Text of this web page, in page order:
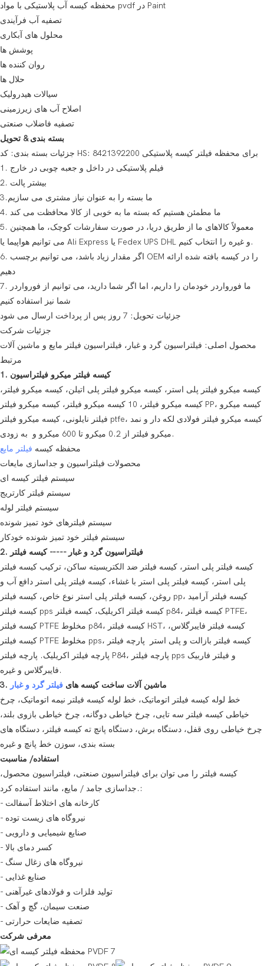
محفظه کیسه آب پلاستیکی با مواد pvdf در Paint
تصفیه آب فرآیندی
محلول های آبکاری
پوشش ها
روان کننده ها
حلال ها
سیالات هیدرولیک
اصلاح آب های زیرزمینی
تصفیه فاضلاب صنعتی
بسته بندی & تحویل
5. معمولاً کالاهای ما از طریق دریا، در صورت سفارشات کوچک، ما همچنین
می توانیم هواپیما یا Ali Express یا Fedex UPS DHL و غیره را انتخاب کنیم.
6. اگر مقدار زیاد باشد، می توانیم برچسب OEM را در کیسه بافته شده ارائه
7. ما فورواردر خودمان را داریم، اما اگر شما دارید، می توانیم از فورواردر
شما نیز استفاده کنیم
جزئیات تحویل: 7 روز پس از پرداخت ارسال می شود
جزئیات شرکت
محصول اصلی: فیلتراسیون گرد و غبار، فیلتراسیون فیلتر مایع و ماشین آلات
مرتبط
1. کیسه فیلتر میکرو فیلتراسیون
کیسه میکرو فیلتر پلی استر، کیسه میکرو فیلتر پلی اتیلن، کیسه میکرو فیلتر،
کیسه میکرو فیلتر، 10 کیسه میکرو فیلتر، کیسه میکرو فیلتر PP، کیسه میکرو
فیلتر نایلونی، کیسه میکرو فیلتر ptfe، کیسه میکرو فیلتر فولادی لکه دار و نمد
میکرو فیلتر از 0.2 میکرو تا 600 میکرو و به زودی.
محفظه کیسه فیلتر مایع
سیستم فیلتر کیسه ای
سیستم فیلتر کارتریج
سیستم فیلتر لوله
سیستم فیلترهای خود تمیز شونده
سیستم فیلتر خود تمیز شونده خودکار
2. فیلتراسیون گرد و غبار ----- کیسه فیلتر
کیسه فیلتر پلی استر، کیسه فیلتر ضد الکتریسیته ساکن، ترکیب کیسه فیلتر
پلی استر، کیسه فیلتر پلی استر با غشاء، کیسه فیلتر پلی استر دافع آب و
روغن، کیسه فیلتر پلی استر نوع خاص، کیسه فیلتر pp، کیسه فیلتر آرامید
کیسه فیلتر pps کیسه فیلتر اکریلیک، کیسه فیلتر p84، کیسه فیلتر PTFE،
کیسه فیلتر PTFE مخلوط p84، کیسه فیلتر HST، کیسه فیلتر فایبرگلاس،
کیسه فیلتر PTFE مخلوط pps، کیسه فیلتر بازالت و پلی استر پارچه فیلتر
پارچه فیلتر اکریلیک. پارچه فیلتر P84، پارچه فیلتر pps و فیلتر فاربیک
فایبرگلاس و غیره.
3. ماشین آلات ساخت کیسه های فیلتر گرد و غبار
خط لوله کیسه فیلتر اتوماتیک، خط لوله کیسه فیلتر نیمه اتوماتیک، چرخ
خیاطی کیسه فیلتر سه تایی، چرخ خیاطی دوگانه، چرخ خیاطی بازوی بلند،
چرخ خیاطی روی قفل، دستگاه برش، دستگاه پانچ ته کیسه فیلتر، دستگاه های
بسته بندی، سوزن خط پانچ و غیره
استفاده/ مناسبت
کیسه فیلتر را می توان برای فیلتراسیون صنعتی، فیلتراسیون محصول،
جداسازی جامد / مایع، مانند استفاده کرد.:
- کارخانه های اختلاط آسفالت
- نیروگاه های زیست توده
- صنایع شیمیایی و دارویی
- کسر دمای بالا
- نیروگاه های زغال سنگ
- صنایع غذایی
- تولید فلزات و فولادهای غیرآهنی
- صنعت سیمان، گچ و آهک
- تصفیه ضایعات حرارتی
معرفی شرکت